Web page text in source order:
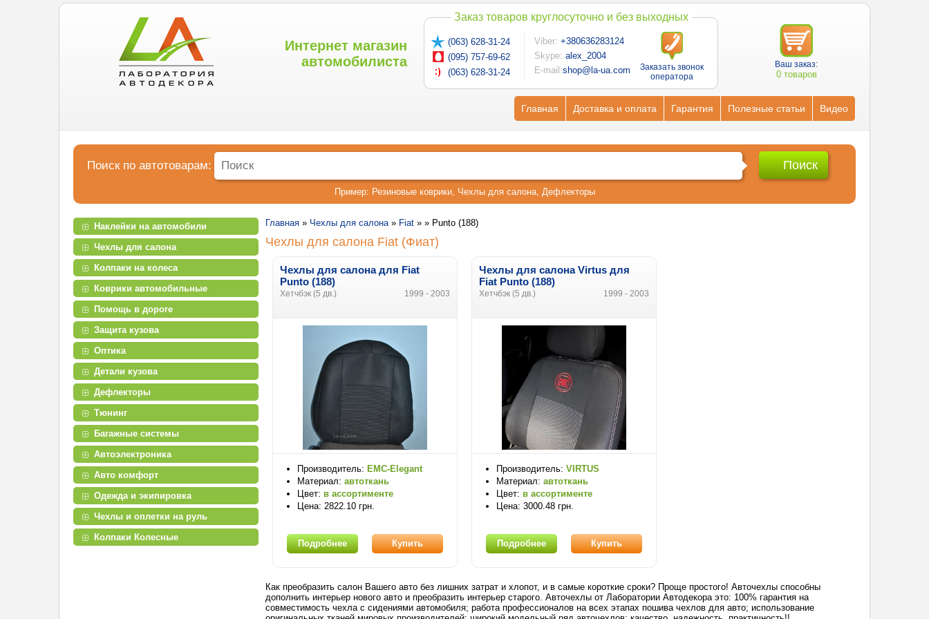
Интернет магазин
автомобилиста
Заказ товаров круглосуточно и без выходных
(063) 628-31-24
(095) 757-69-62
(063) 628-31-24
Viber: +380636283124
Skype: alex_2004
E-mail:shop@la-ua.com
Заказать звонок
оператора
Ваш заказ:
0 товаров
Главная Доставка и оплата Гарантия Полезные статьи Видео
Поиск по автотоварам:
Пример: Резиновые коврики, Чехлы для салона, Дефлекторы
Наклейки на автомобили
Чехлы для салона
Колпаки на колеса
Коврики автомобильные
Помощь в дороге
Защита кузова
Оптика
Детали кузова
Дефлекторы
Тюнинг
Багажные системы
Автоэлектроника
Авто комфорт
Одежда и экипировка
Чехлы и оплетки на руль
Колпаки Колесные
Главная » Чехлы для салона » Fiat » » Punto (188)
Чехлы для салона Fiat (Фиат)
Чехлы для салона для Fiat
Punto (188)
Хетчбэк (5 дв.) 1999 - 2003
Производитель: EMC-Elegant
Материал: автоткань
Цвет: в ассортименте
Цена: 2822.10 грн.
Подробнее Купить
Чехлы для салона Virtus для
Fiat Punto (188)
Хетчбэк (5 дв.) 1999 - 2003
Производитель: VIRTUS
Материал: автоткань
Цвет: в ассортименте
Цена: 3000.48 грн.
Подробнее Купить
Как преобразить салон Вашего авто без лишних затрат и хлопот, и в самые короткие сроки? Проще простого! Авточехлы способны
дополнить интерьер нового авто и преобразить интерьер старого. Авточехлы от Лаборатории Автодекора это: 100% гарантия на
совместимость чехла с сидениями автомобиля; работа профессионалов на всех этапах пошива чехлов для авто; использование